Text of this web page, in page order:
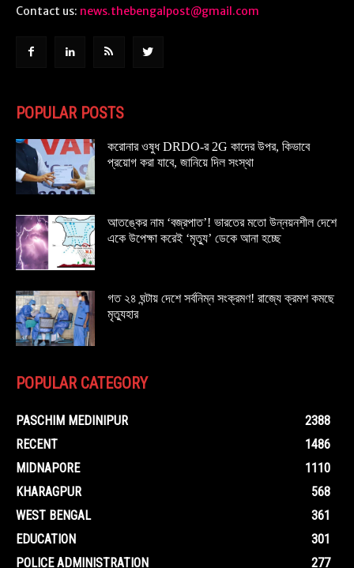
Contact us: news.thebengalpost@gmail.com
POPULAR POSTS
করোনার ওষুধ DRDO-র 2G কাদের উপর, কিভাবে
প্রয়োগ করা যাবে, জানিয়ে দিল সংস্থা
আতঙ্কের নাম ‘বজ্রপাত’! ভারতের মতো উন্নয়নশীল দেশে
একে উপেক্ষা করেই ‘মৃত্যু’ ডেকে আনা হচ্ছে
গত ২৪ ঘন্টায় দেশে সর্বনিম্ন সংক্রমণ! রাজ্যে ক্রমশ কমছে
মৃত্যুহার
POPULAR CATEGORY
PASCHIM MEDINIPUR
2388
RECENT
1486
MIDNAPORE
1110
KHARAGPUR
568
WEST BENGAL
361
EDUCATION
301
POLICE ADMINISTRATION
277